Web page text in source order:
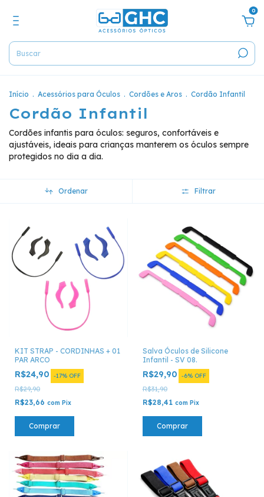
0
Início . Acessórios para Óculos . Cordões e Aros . Cordão Infantil
Cordão Infantil
Cordões infantis para óculos: seguros, confortáveis e
ajustáveis, ideais para crianças manterem os óculos sempre
protegidos no dia a dia.
Ordenar Filtrar
KIT STRAP - CORDINHAS + 01
PAR ARCO
R$24,90 -17% OFF
R$29,90
R$23,66 com Pix
Comprar
Salva Óculos de Silicone
Infantil - SV 08.
R$29,90 -6% OFF
R$31,90
R$28,41 com Pix
Comprar